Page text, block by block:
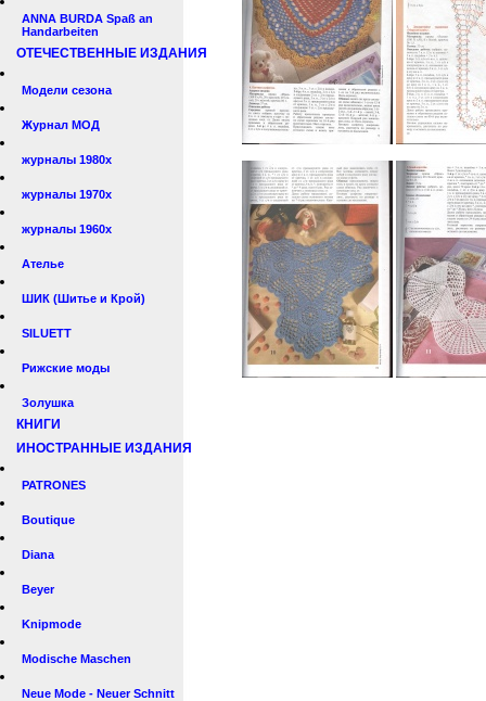
ANNA BURDA Spaß an
Handarbeiten
ОТЕЧЕСТВЕННЫЕ ИЗДАНИЯ
Модели сезона
Журнал МОД
журналы 1980х
журналы 1970х
журналы 1960х
Ателье
ШИК (Шитье и Крой)
SILUETT
Рижские моды
Золушка
КНИГИ
ИНОСТРАННЫЕ ИЗДАНИЯ
PATRONES
Boutique
Diana
Beyer
Knipmode
Modische Maschen
Neue Mode - Neuer Schnitt